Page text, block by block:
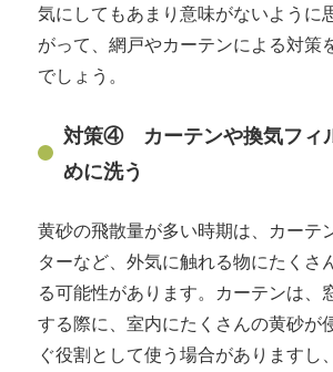
気にしてもあまり意味がないように
がって、網戸やカーテンによる対策
でしょう。
対策④ カーテンや換気フィ
めに洗う
黄砂の飛散量が多い時期は、カーテ
ターなど、外気に触れる物にたくさ
る可能性があります。カーテンは、
する際に、室内にたくさんの黄砂が
ぐ役割として使う場合がありますし